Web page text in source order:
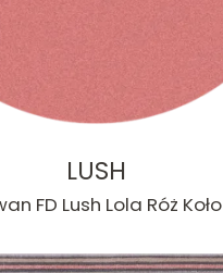
LUSH
FD Lush Lola Róż Koło